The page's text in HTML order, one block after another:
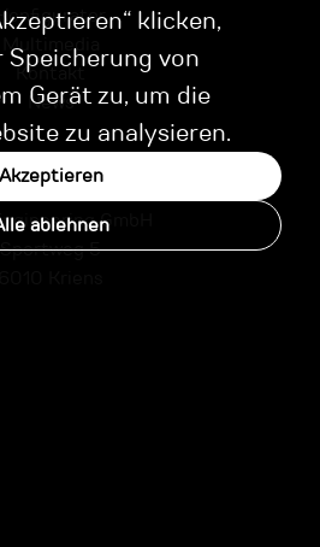
klicken,
von
Gerät zu, um die
zu analysieren.
Akzeptieren
ablehnen
Multimedia
Kontakt
News
Adresse
GmbH
Sportweg 5